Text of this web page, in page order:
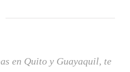
en Quito y Guayaquil, te